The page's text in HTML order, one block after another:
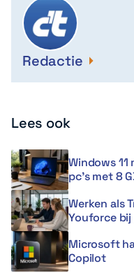
Redactie
Lees ook
Windows
pc’s met 8
Werken als
Youforce bij
Microsoft
Copilot